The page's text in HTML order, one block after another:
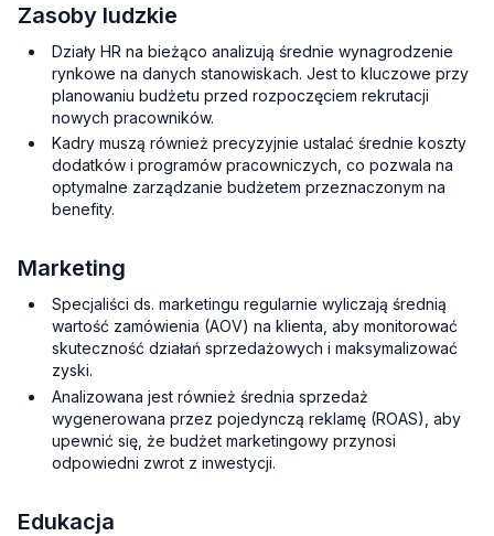
Zasoby ludzkie
Działy HR na bieżąco analizują średnie wynagrodzenie
rynkowe na danych stanowiskach. Jest to kluczowe przy
planowaniu budżetu przed rozpoczęciem rekrutacji
nowych pracowników.
Kadry muszą również precyzyjnie ustalać średnie koszty
dodatków i programów pracowniczych, co pozwala na
optymalne zarządzanie budżetem przeznaczonym na
benefity.
Marketing
Specjaliści ds. marketingu regularnie wyliczają średnią
wartość zamówienia (AOV) na klienta, aby monitorować
skuteczność działań sprzedażowych i maksymalizować
zyski.
Analizowana jest również średnia sprzedaż
wygenerowana przez pojedynczą reklamę (ROAS), aby
upewnić się, że budżet marketingowy przynosi
odpowiedni zwrot z inwestycji.
Edukacja